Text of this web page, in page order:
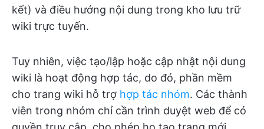
kết) và điều hướng nội dung trong kho lưu trữ
wiki trực tuyến.
Tuy nhiên, việc tạo/lập hoặc cập nhật nội dung
wiki là hoạt động hợp tác, do đó, phần mềm
cho trang wiki hỗ trợ hợp tác nhóm. Các thành
viên trong nhóm chỉ cần trình duyệt web để có